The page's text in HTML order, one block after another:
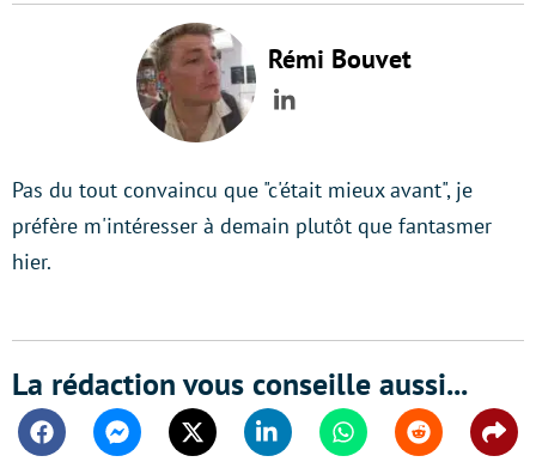
Rémi Bouvet
LinkedIn
Pas du tout convaincu que "c'était mieux avant", je
préfère m'intéresser à demain plutôt que fantasmer
hier.
La rédaction vous conseille aussi...
FacebookMessengerTwitter Linkedin WhatsappReddit